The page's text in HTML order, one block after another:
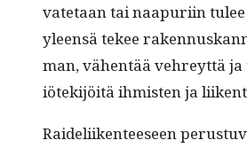
vate­taan tai naa­puri­in
yleen­sä tekee
man, vähen­tää vehreyt­tä
iötek­i­jöitä ihmis­ten ja
Raideli­iken­teeseen